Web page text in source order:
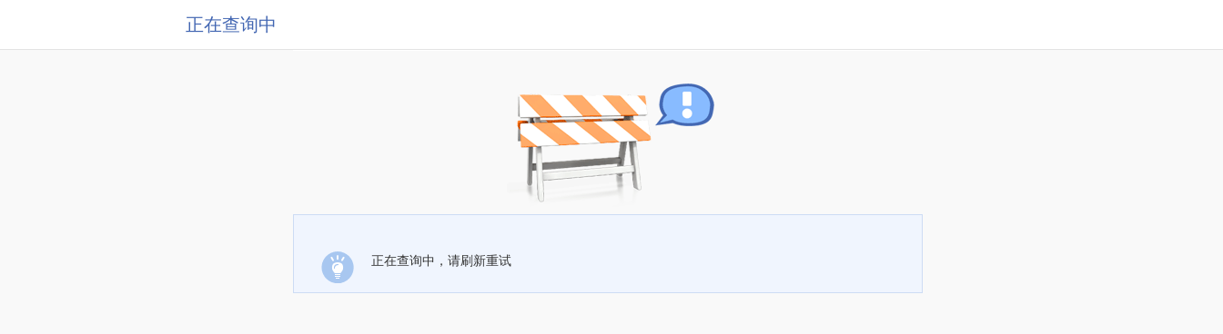
正在查询中
正在查询中，请刷新重试